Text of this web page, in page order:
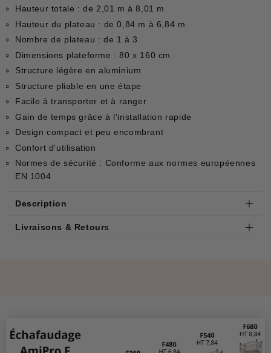
Hauteur totale : de 2,01 m à 8,01 m
Hauteur du plateau : de 0,84 m à 6,84 m
Nombre de plateau : de 1 à 3
Dimensions plateforme : 80 x 160 cm
Structure légère en aluminium
Structure pliable en une étape
Facile à transporter et à ranger
Gain de temps grâce à l'installation rapide
Design compact et peu encombrant
Confort d'utilisation
Normes de sécurité : Conforme aux normes européennes
EN 1004
Description
Livraisons & Retours